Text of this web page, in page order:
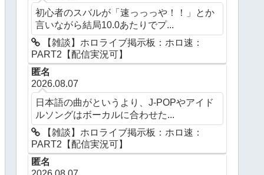
初心者のスバルが「速っっっや！！」とか
言いながら結局10.0あたりでプ...
【雑談】ホロライブ掲示板：ホロ速：
PART2【配信実況可】
匿名
2026.08.07
日本語の曲がというより、J-POPやアイド
ルソングはボーカルに合わせた...
【雑談】ホロライブ掲示板：ホロ速：
PART2【配信実況可】
匿名